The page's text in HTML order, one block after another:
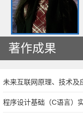
著作成果
未来互联网原理、技术及
程序设计基础（C语言）